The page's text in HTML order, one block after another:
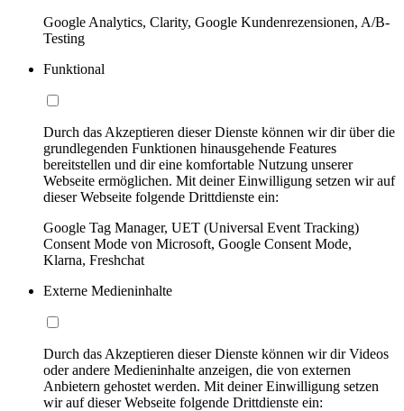
Google Analytics, Clarity, Google Kundenrezensionen, A/B-
Testing
Funktional
Durch das Akzeptieren dieser Dienste können wir dir über die
grundlegenden Funktionen hinausgehende Features
bereitstellen und dir eine komfortable Nutzung unserer
Webseite ermöglichen. Mit deiner Einwilligung setzen wir auf
dieser Webseite folgende Drittdienste ein:
Google Tag Manager, UET (Universal Event Tracking)
Consent Mode von Microsoft, Google Consent Mode,
Klarna, Freshchat
Externe Medieninhalte
Durch das Akzeptieren dieser Dienste können wir dir Videos
oder andere Medieninhalte anzeigen, die von externen
Anbietern gehostet werden. Mit deiner Einwilligung setzen
wir auf dieser Webseite folgende Drittdienste ein: